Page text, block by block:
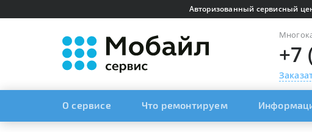
Авторизованный сервисный
+7
О сервисе Что ремонтируем